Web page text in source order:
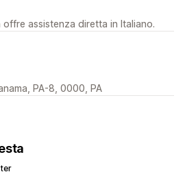
assistenza diretta in Italiano.
PA-8, 0000, PA